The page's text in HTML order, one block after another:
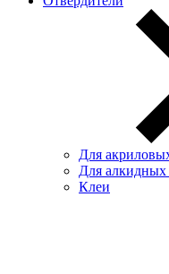
Для
Для алкидных
Клеи